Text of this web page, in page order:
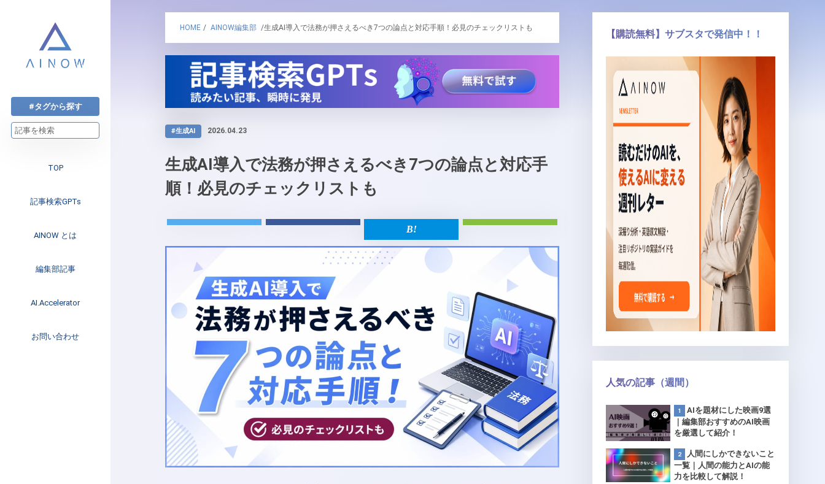
#タグから探す
TOP
記事検索GPTs
AINOW とは
編集部記事
注目のニュース
インタビュー
Web3
AI.Accelerator
AI.Accelerator記事
お問い合わせ
HOME / AINOW編集部 /生成AI導入で法務が押さえるべき7つの論点と対応手順！必見のチェックリストも
#生成AI 2026.04.23
生成AI導入で法務が押さえるべき7つの論点と対応手
順！必見のチェックリストも
【購読無料】サブスタで発信中！！
人気の記事（週間）
AIを題材にした映画9選
｜編集部おすすめのAI映画
を厳選して紹介！
人間にしかできないこと
一覧｜人間の能力とAIの能
力を比較して解説！